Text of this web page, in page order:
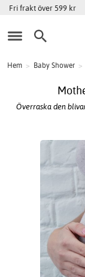
Fri frakt över 599 kr
Hem > Baby Shower >
Överraska den